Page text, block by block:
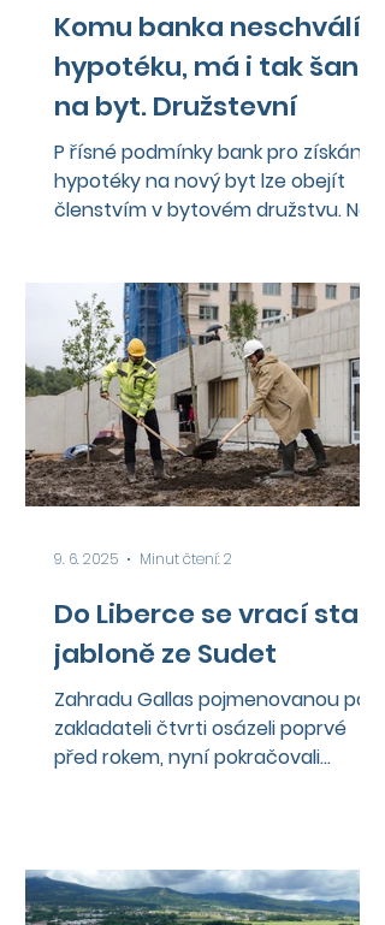
Komu banka neschválí
hypotéku, má i tak šanci
na byt. Družstevní
P řísné podmínky bank pro získání
hypotéky na nový byt lze obejít
členstvím v bytovém družstvu. Na
Do Liberce se vrací staré
jabloně ze Sudet
Zahradu Gallas pojmenovanou po
zakladateli čtvrti osázeli poprvé
před rokem, nyní pokračovali
9. 6. 2025 Minut čtení: 2